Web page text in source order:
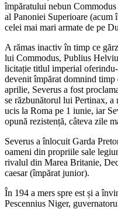
împăratului nebun
al Panoniei Superioare (acum
celei mai mari armate de pe
A rămas inactiv în timp ce
lui Commodus, Publius
licitație titlul imperial
devenit împărat domnind timp
aprilie, Severus a fost
se răzbunătorul lui Pertinax, a
ucis la Roma pe 1 iunie, iar
opună rezistență, câteva zile
Severus a înlocuit Garda
oameni din propriile sale
rivalul din Marea Britanie,
caesar (împărat junior).
În 194 a mers spre est și a
Pescennius Niger,